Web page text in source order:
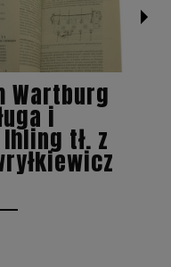
Wartburg
i
tł. z